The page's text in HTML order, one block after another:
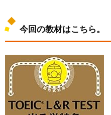
今回の教材はこちら。